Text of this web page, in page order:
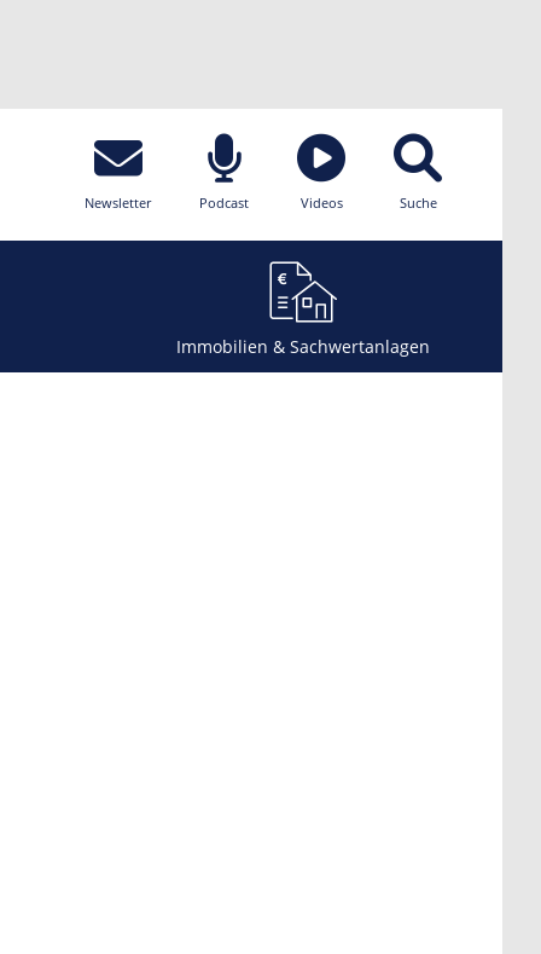
Newsletter Podcast Videos Suche
Immobilien & Sachwertanlagen